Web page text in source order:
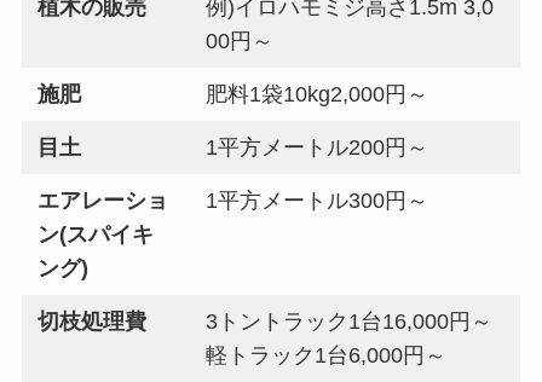
植木の販売
例)イロハモミジ高さ1.5m 3,0
00円～
施肥 肥料1袋10kg2,000円～
目土 1平方メートル200円～
エアレーショ
ン(スパイキ
ング)
1平方メートル300円～
切枝処理費
3トントラック1台16,000円～
軽トラック1台6,000円～